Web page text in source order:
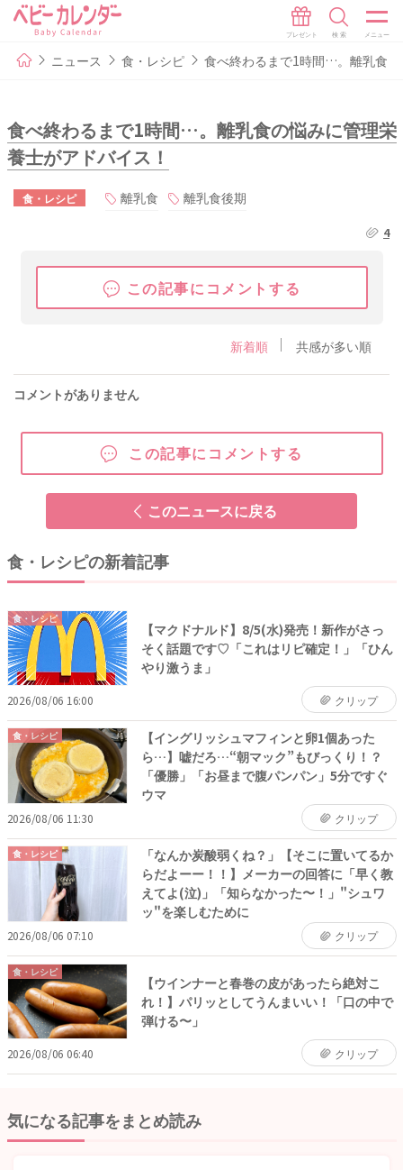
ニュース 食・レシピ 食べ終わるまで1時間…。離乳食
食べ終わるまで1時間…。離乳食の悩みに管理栄
養士がアドバイス！
食・レシピ 離乳食 離乳食後期
4
この記事にコメントする
新着順 共感が多い順
コメントがありません
この記事にコメントする
このニュースに戻る
食・レシピの新着記事
食・レシピ
【マクドナルド】8/5(水)発売！新作がさっ
そく話題です♡「これはリピ確定！」「ひん
やり激うま」
2026/08/06 16:00 クリップ
食・レシピ
【イングリッシュマフィンと卵1個あった
ら…】嘘だろ…“朝マック”もびっくり！？
「優勝」「お昼まで腹パンパン」5分ですぐ
ウマ
2026/08/06 11:30 クリップ
食・レシピ
「なんか炭酸弱くね？」【そこに置いてるか
らだよーー！！】メーカーの回答に「早く教
えてよ(泣)」「知らなかった〜！」"シュワ
ッ"を楽しむために
2026/08/06 07:10 クリップ
食・レシピ
【ウインナーと春巻の皮があったら絶対こ
れ！】パリッとしてうんまいい！「口の中で
弾ける〜」
2026/08/06 06:40 クリップ
気になる記事をまとめ読み